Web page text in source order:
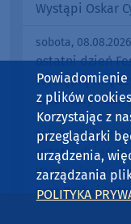
Wystąpi Oskar
sobota, 08.08.2026
ostatni dzień
Wystąpią
oraz Perły i Łotry
sobota, 08.08.2026
ostatni dzień
Wystąpią
oraz Perły i
z plików
Korzystając z
przeglądarki
urządzenia,
zarządzania
POLITYKA